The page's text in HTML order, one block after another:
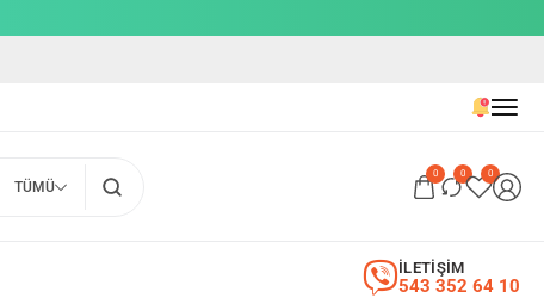
TÜMÜ
0 0 0
543 352 64 10
İLETİŞİM